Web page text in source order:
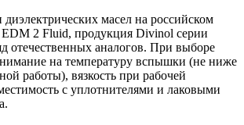
масел на российском
2 Fluid, продукция Divinol серии
отечественных аналогов. При выборе
на температуру вспышки (не ниже
работы), вязкость при рабочей
с уплотнителями и лаковыми